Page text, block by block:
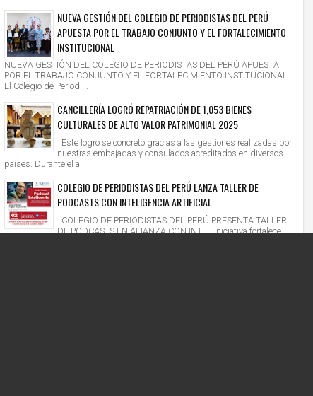
NUEVA GESTIÓN DEL COLEGIO DE PERIODISTAS DEL PERÚ
APUESTA POR EL TRABAJO CONJUNTO Y EL FORTALECIMIENTO
INSTITUCIONAL
NUEVA GESTIÓN DEL COLEGIO DE PERIODISTAS DEL PERÚ APUESTA
POR EL TRABAJO CONJUNTO Y EL FORTALECIMIENTO INSTITUCIONAL
El Colegio de Periodi...
CANCILLERÍA LOGRÓ REPATRIACIÓN DE 1,053 BIENES
CULTURALES DE ALTO VALOR PATRIMONIAL 2025
Este logro se concretó gracias a las gestiones realizadas por
nuestras embajadas y consulados acreditados en diversos
países. Durante el a...
COLEGIO DE PERIODISTAS DEL PERÚ LANZA TALLER DE
PODCASTS CON INTELIGENCIA ARTIFICIAL
COLEGIO DE PERIODISTAS DEL PERÚ PRESENTA TALLER
DE PODCASTS EN ALIANZA CON INTEL Iniciativa fortalece